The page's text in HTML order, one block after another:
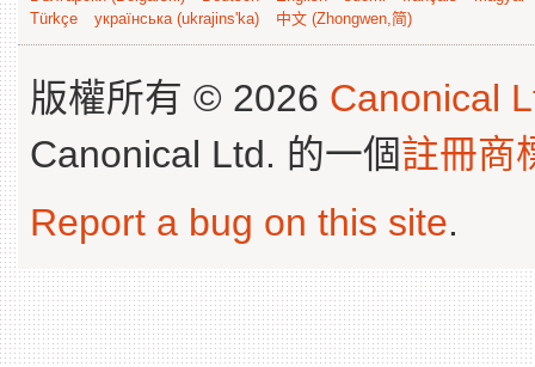
Türkçe
українська (ukrajins'ka) 中文 (Zhongwen,简)
版權所有 © 2026 Canonical
Canonical Ltd. 的一個註冊商
Report a bug on this site.